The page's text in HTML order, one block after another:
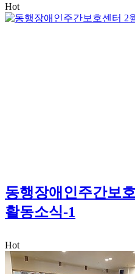
Hot
동행장애인주간보
활동소식-1
Hot